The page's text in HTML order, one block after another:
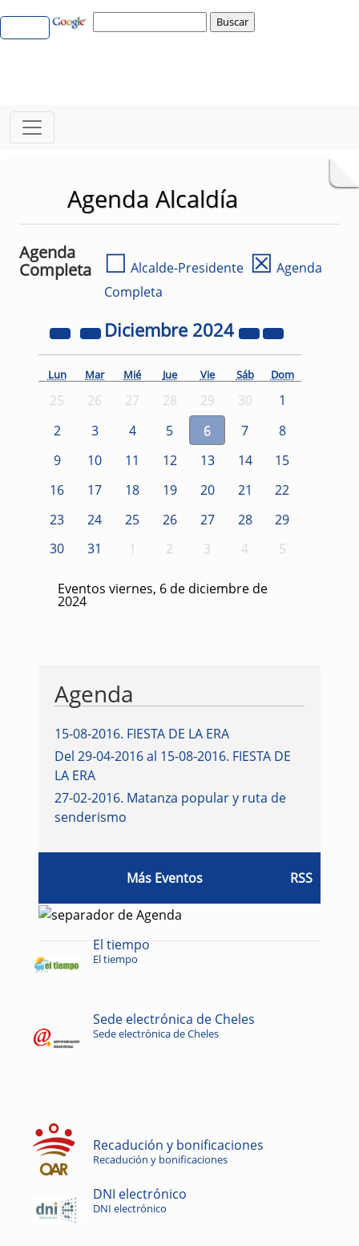
Agenda Alcaldía
Agenda
Completa
☐ Alcalde-Presidente ☒ Agenda
Completa
Diciembre 2024
Lun Mar Mié Jue Vie Sáb Dom
25 26 27 28 29 30
1
2
3 4 5 6 7
8
9
10 11 12 13 14
15
16
17 18 19 20 21
22
23
24 25 26 27 28
29
30
31 1 2 3 4 5
Eventos viernes, 6 de diciembre de
2024
Agenda
15-08-2016. FIESTA DE LA ERA
Del 29-04-2016 al 15-08-2016. FIESTA DE
LA ERA
27-02-2016. Matanza popular y ruta de
senderismo
Más Eventos RSS
El tiempo
El tiempo
Sede electrónica de Cheles
Sede electrónica de Cheles
Recadución y bonificaciones
Recadución y bonificaciones
DNI electrónico
DNI electrónico